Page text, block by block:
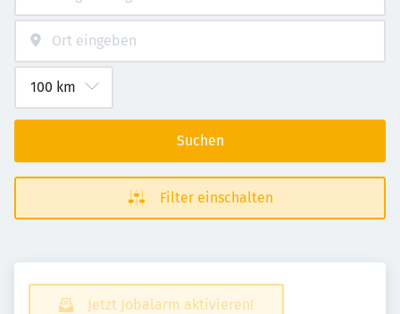
Suchen
Filter einschalten
Jetzt Jobalarm aktivieren!